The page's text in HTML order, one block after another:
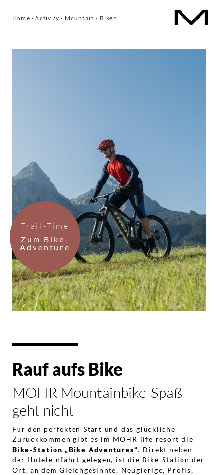
Trail-Time
Zum Bike-
Adventure
Home ·Activity· Mountain· Biken
Rauf aufs Bike
MOHR Mountainbike-Spaß
geht nicht
Für den perfekten Start und das glückliche
Zurückkommen gibt es im MOHR life resort die
Bike-Station „Bike Adventures“. Direkt neben
der Hoteleinfahrt gelegen, ist die Bike-Station der
Ort, an dem Gleichgesinnte, Neugierige, Profis,